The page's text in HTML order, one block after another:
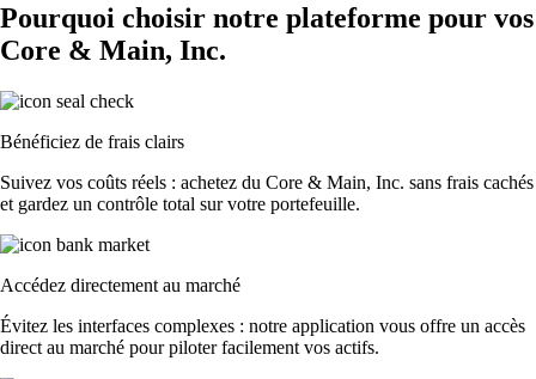
Pourquoi choisir notre plateforme pour vos
Core & Main, Inc.
Bénéficiez de frais clairs
Suivez vos coûts réels : achetez du Core & Main, Inc. sans frais cachés
et gardez un contrôle total sur votre portefeuille.
Accédez directement au marché
Évitez les interfaces complexes : notre application vous offre un accès
direct au marché pour piloter facilement vos actifs.